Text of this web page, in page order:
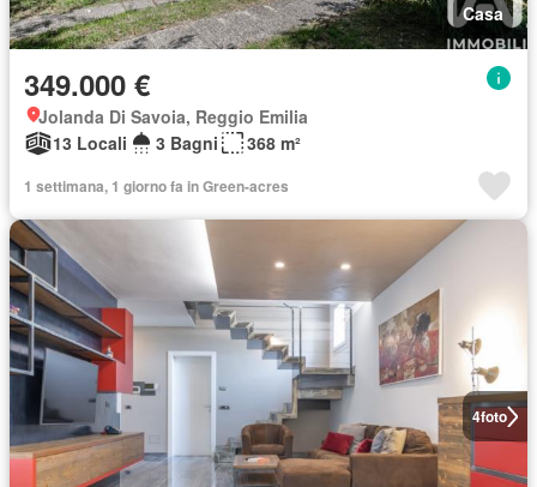
Casa
349.000 €
Jolanda Di Savoia, Reggio Emilia
13 Locali
3 Bagni 368 m²
1 settimana, 1 giorno fa in Green-acres
4foto